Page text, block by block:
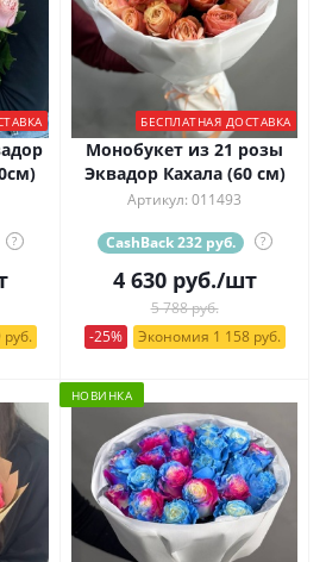
?
БЕСПЛАТНАЯ ДОСТАВКА
Монобукет из 21 розы
Эквадор Кахала (60 см)
Артикул: 011493
CashBack 232 руб. ?
4 630руб./шт
5 788 руб.
-25%
Экономия 1 158 руб.
НОВИНКА